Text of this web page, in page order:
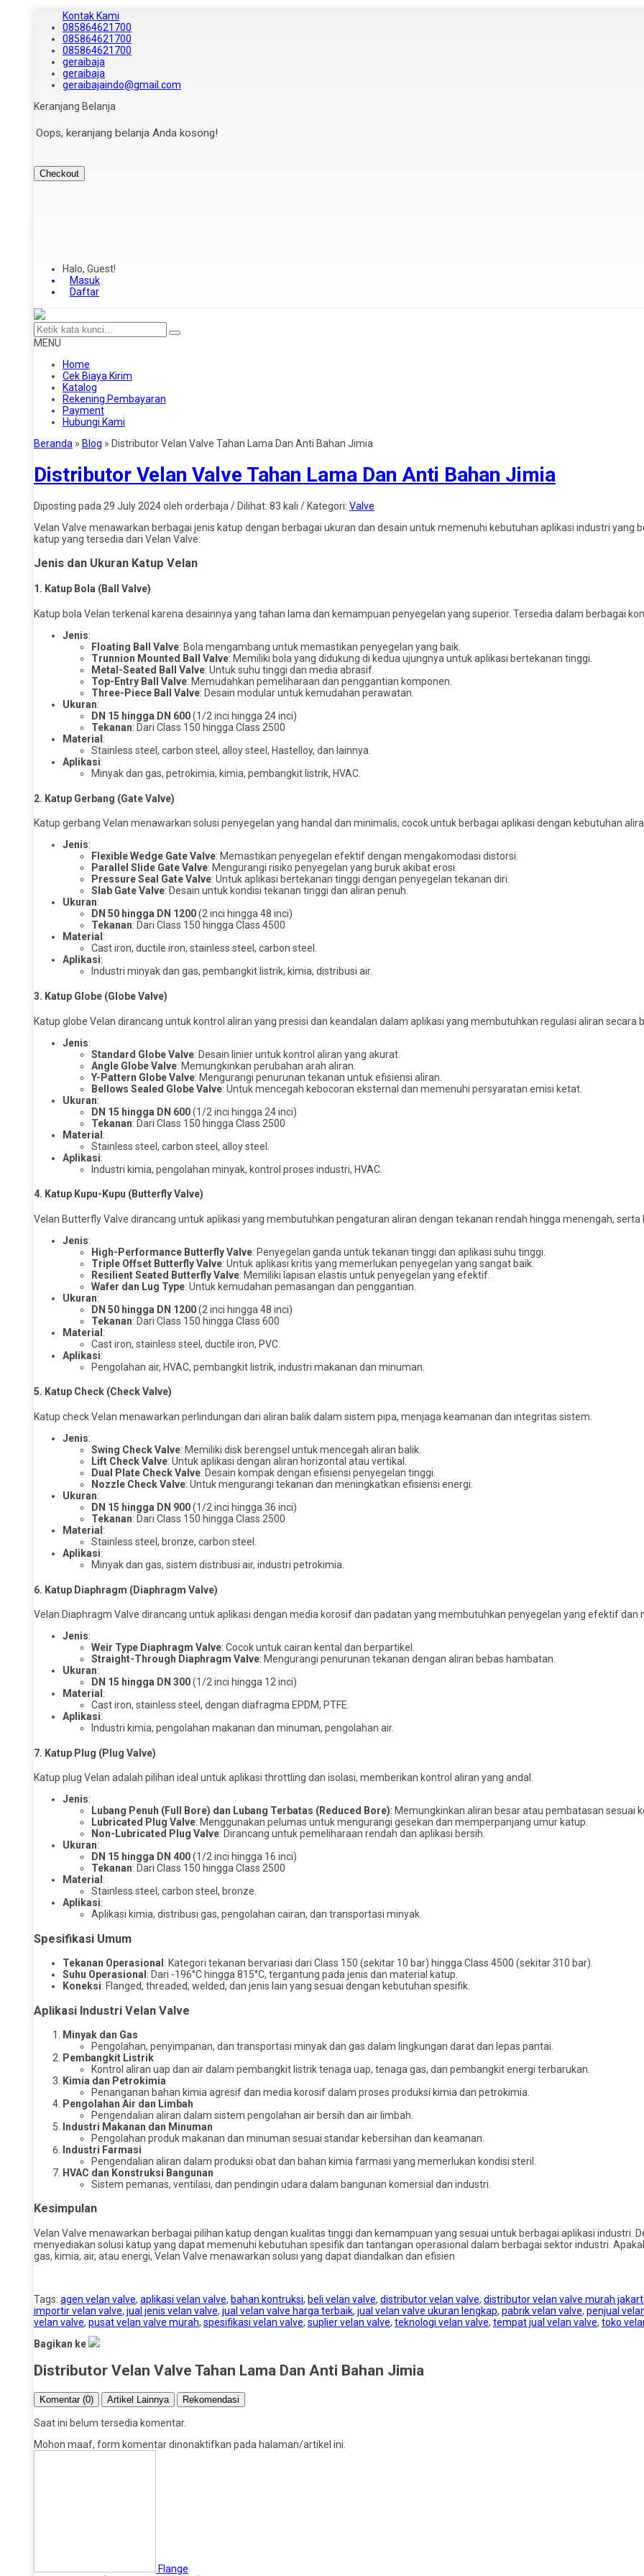
Kontak Kami
085864621700
085864621700
085864621700
geraibaja
geraibaja
geraibajaindo@gmail.com
Keranjang Belanja
Oops, keranjang belanja Anda kosong!
Checkout
Halo, Guest!
Masuk
Daftar
MENU
Home
Cek Biaya Kirim
Katalog
Rekening Pembayaran
Payment
Hubungi Kami
Beranda » Blog » Distributor Velan Valve Tahan Lama Dan Anti Bahan Jimia
Distributor Velan Valve Tahan Lama Dan Anti Bahan Jimia
Diposting pada 29 July 2024 oleh orderbaja / Dilihat: 83 kali / Kategori: Valve
Velan Valve menawarkan berbagai jenis katup dengan berbagai ukuran dan desain untuk memenuhi kebutuhan aplikasi industri yang
katup yang tersedia dari Velan Valve:
Jenis dan Ukuran Katup Velan
1. Katup Bola (Ball Valve)
Katup bola Velan terkenal karena desainnya yang tahan lama dan kemampuan penyegelan yang superior. Tersedia dalam berbagai
Jenis:
Floating Ball Valve: Bola mengambang untuk memastikan penyegelan yang baik.
Trunnion Mounted Ball Valve: Memiliki bola yang didukung di kedua ujungnya untuk aplikasi bertekanan tinggi.
Metal-Seated Ball Valve: Untuk suhu tinggi dan media abrasif.
Top-Entry Ball Valve: Memudahkan pemeliharaan dan penggantian komponen.
Three-Piece Ball Valve: Desain modular untuk kemudahan perawatan.
Ukuran:
DN 15 hingga DN 600(1/2 inci hingga 24 inci)
Tekanan: Dari Class 150 hingga Class 2500
Material :
Stainless steel, carbon steel, alloy steel, Hastelloy, dan lainnya.
Aplikasi:
Minyak dan gas, petrokimia, kimia, pembangkit listrik, HVAC.
2. Katup Gerbang (Gate Valve)
Katup gerbang Velan menawarkan solusi penyegelan yang handal dan minimalis, cocok untuk berbagai aplikasi dengan kebutuhan
Jenis:
Flexible Wedge Gate Valve: Memastikan penyegelan efektif dengan mengakomodasi distorsi.
Parallel Slide Gate Valve: Mengurangi risiko penyegelan yang buruk akibat erosi.
Pressure Seal Gate Valve: Untuk aplikasi bertekanan tinggi dengan penyegelan tekanan diri.
Slab Gate Valve: Desain untuk kondisi tekanan tinggi dan aliran penuh.
Ukuran:
DN 50 hingga DN 1200(2 inci hingga 48 inci)
Tekanan: Dari Class 150 hingga Class 4500
Material :
Cast iron, ductile iron, stainless steel, carbon steel.
Aplikasi:
Industri minyak dan gas, pembangkit listrik, kimia, distribusi air.
3. Katup Globe (Globe Valve)
Katup globe Velan dirancang untuk kontrol aliran yang presisi dan keandalan dalam aplikasi yang membutuhkan regulasi aliran secara
Jenis:
Standard Globe Valve: Desain linier untuk kontrol aliran yang akurat.
Angle Globe Valve: Memungkinkan perubahan arah aliran.
Y-Pattern Globe Valve: Mengurangi penurunan tekanan untuk efisiensi aliran.
Bellows Sealed Globe Valve: Untuk mencegah kebocoran eksternal dan memenuhi persyaratan emisi ketat.
Ukuran:
DN 15 hingga DN 600(1/2 inci hingga 24 inci)
Tekanan: Dari Class 150 hingga Class 2500
Material:
Stainless steel, carbon steel, alloy steel.
Aplikasi:
Industri kimia, pengolahan minyak, kontrol proses industri, HVAC.
4. Katup Kupu-Kupu (Butterfly Valve)
Velan Butterfly Valve dirancang untuk aplikasi yang membutuhkan pengaturan aliran dengan tekanan rendah hingga menengah,
Jenis:
High-Performance Butterfly Valve: Penyegelan ganda untuk tekanan tinggi dan aplikasi suhu tinggi.
Triple Offset Butterfly Valve: Untuk aplikasi kritis yang memerlukan penyegelan yang sangat baik.
Resilient Seated Butterfly Valve: Memiliki lapisan elastis untuk penyegelan yang efektif.
Wafer dan Lug Type: Untuk kemudahan pemasangan dan penggantian.
Ukuran:
DN 50 hingga DN 1200(2 inci hingga 48 inci)
Tekanan: Dari Class 150 hingga Class 600
Material :
Cast iron, stainless steel, ductile iron, PVC.
Aplikasi:
Pengolahan air, HVAC, pembangkit listrik, industri makanan dan minuman.
5. Katup Check (Check Valve)
Katup check Velan menawarkan perlindungan dari aliran balik dalam sistem pipa, menjaga keamanan dan integritas sistem.
Jenis:
Swing Check Valve: Memiliki disk berengsel untuk mencegah aliran balik.
Lift Check Valve: Untuk aplikasi dengan aliran horizontal atau vertikal.
Dual Plate Check Valve: Desain kompak dengan efisiensi penyegelan tinggi.
Nozzle Check Valve: Untuk mengurangi tekanan dan meningkatkan efisiensi energi.
Ukuran:
DN 15 hingga DN 900(1/2 inci hingga 36 inci)
Tekanan: Dari Class 150 hingga Class 2500
Material :
Stainless steel, bronze, carbon steel.
Aplikasi:
Minyak dan gas, sistem distribusi air, industri petrokimia.
6. Katup Diaphragm (Diaphragm Valve)
Velan Diaphragm Valve dirancang untuk aplikasi dengan media korosif dan padatan yang membutuhkan penyegelan yang efektif dan
Jenis:
Weir Type Diaphragm Valve: Cocok untuk cairan kental dan berpartikel.
Straight-Through Diaphragm Valve: Mengurangi penurunan tekanan dengan aliran bebas hambatan.
Ukuran:
DN 15 hingga DN 300(1/2 inci hingga 12 inci)
Material :
Cast iron, stainless steel, dengan diafragma EPDM, PTFE.
Aplikasi:
Industri kimia, pengolahan makanan dan minuman, pengolahan air.
7. Katup Plug (Plug Valve)
Katup plug Velan adalah pilihan ideal untuk aplikasi throttling dan isolasi, memberikan kontrol aliran yang andal.
Jenis:
Lubang Penuh (Full Bore) dan Lubang Terbatas (Reduced Bore): Memungkinkan aliran besar atau pembatasan sesuai
Lubricated Plug Valve: Menggunakan pelumas untuk mengurangi gesekan dan memperpanjang umur katup.
Non-Lubricated Plug Valve: Dirancang untuk pemeliharaan rendah dan aplikasi bersih.
Ukuran:
DN 15 hingga DN 400(1/2 inci hingga 16 inci)
Tekanan: Dari Class 150 hingga Class 2500
Material :
Stainless steel, carbon steel, bronze.
Aplikasi:
Aplikasi kimia, distribusi gas, pengolahan cairan, dan transportasi minyak.
Spesifikasi Umum
Tekanan Operasional : Kategori tekanan bervariasi dari Class 150 (sekitar 10 bar) hingga Class 4500 (sekitar 310 bar).
Suhu Operasional : Dari -196°C hingga 815°C, tergantung pada jenis dan material katup.
Koneksi: Flanged, threaded, welded, dan jenis lain yang sesuai dengan kebutuhan spesifik.
Aplikasi Industri Velan Valve
Minyak dan Gas
Pengolahan, penyimpanan, dan transportasi minyak dan gas dalam lingkungan darat dan lepas pantai.
Pembangkit Listrik
Kontrol aliran uap dan air dalam pembangkit listrik tenaga uap, tenaga gas, dan pembangkit energi terbarukan.
Kimia dan Petrokimia
Penanganan bahan kimia agresif dan media korosif dalam proses produksi kimia dan petrokimia.
Pengolahan Air dan Limbah
Pengendalian aliran dalam sistem pengolahan air bersih dan air limbah.
Industri Makanan dan Minuman
Pengolahan produk makanan dan minuman sesuai standar kebersihan dan keamanan.
Industri Farmasi
Pengendalian aliran dalam produksi obat dan bahan kimia farmasi yang memerlukan kondisi steril.
HVAC dan Konstruksi Bangunan
Sistem pemanas, ventilasi, dan pendingin udara dalam bangunan komersial dan industri.
Kesimpulan
Velan Valve menawarkan berbagai pilihan katup dengan kualitas tinggi dan kemampuan yang sesuai untuk berbagai aplikasi industri.
menyediakan solusi katup yang dapat memenuhi kebutuhan spesifik dan tantangan operasional dalam berbagai sektor industri.
gas, kimia, air, atau energi, Velan Valve menawarkan solusi yang dapat diandalkan dan efisien
Tags: agen velan valve, aplikasi velan valve, bahan kontruksi, beli velan valve, distributor velan valve, distributor velan valve murah
importir velan valve, jual jenis velan valve, jual velan valve harga terbaik, jual velan valve ukuran lengkap, pabrik velan valve, penjual
velan valve, pusat velan valve murah, spesifikasi velan valve, suplier velan valve, teknologi velan valve, tempat jual velan valve, toko
Bagikan ke
Distributor Velan Valve Tahan Lama Dan Anti Bahan Jimia
Komentar (0) Artikel Lainnya Rekomendasi
Saat ini belum tersedia komentar.
Mohon maaf, form komentar dinonaktifkan pada halaman/artikel ini.
Flange